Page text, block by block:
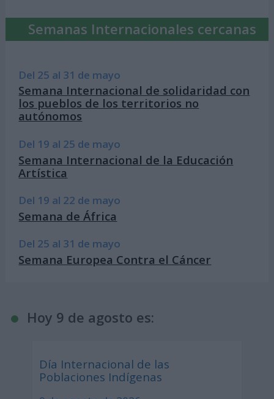
Semanas Internacionales cercanas
Del 25 al 31 de mayo
Semana Internacional de solidaridad con
los pueblos de los territorios no
autónomos
Del 19 al 25 de mayo
Semana Internacional de la Educación
Artística
Del 19 al 22 de mayo
Semana de África
Del 25 al 31 de mayo
Semana Europea Contra el Cáncer
Hoy 9 de agosto es:
Día Internacional de las
Poblaciones Indígenas